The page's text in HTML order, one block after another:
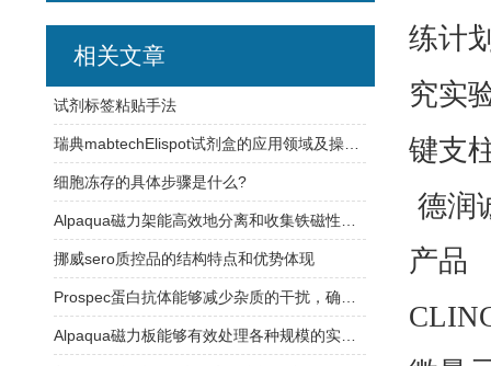
练计
究实
键支
德润
产品
相关文章
试剂标签粘贴手法
细胞冻存的具体步骤是什么?
挪威sero质控品的结构特点和优势体现